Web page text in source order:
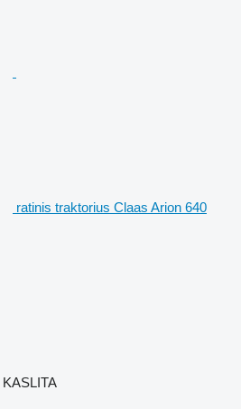
ratinis traktorius Claas Arion 640